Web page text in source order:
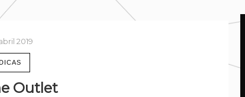
2019
DICAS
Outlet